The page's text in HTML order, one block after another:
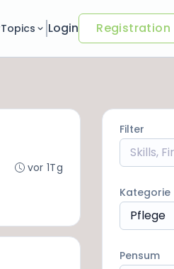
Topics Login Registration
vor 1Tg
Filter
Kategorie
Pflege
Pensum